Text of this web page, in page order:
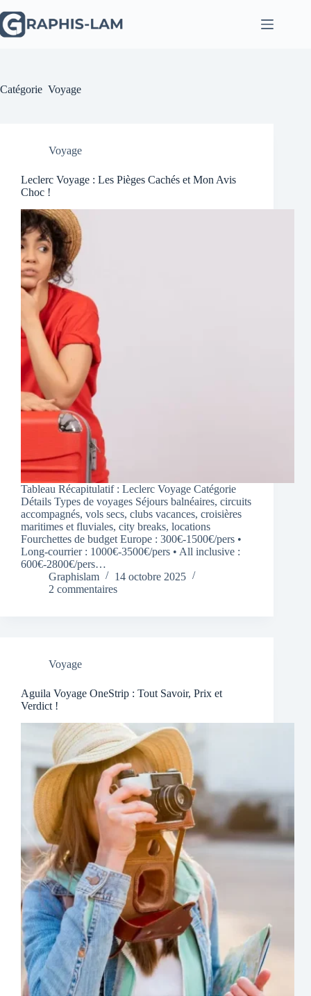
au
contenu
Catégorie Voyage
Voyage
Leclerc Voyage : Les Pièges Cachés et Mon Avis
Choc !
Tableau Récapitulatif : Leclerc Voyage Catégorie
Détails Types de voyages Séjours balnéaires, circuits
accompagnés, vols secs, clubs vacances, croisières
maritimes et fluviales, city breaks, locations
Fourchettes de budget Europe : 300€-1500€/pers •
Long-courrier : 1000€-3500€/pers • All inclusive :
600€-2800€/pers…
Graphislam
14 octobre 2025
2 commentaires
Voyage
Aguila Voyage OneStrip : Tout Savoir, Prix et
Verdict !